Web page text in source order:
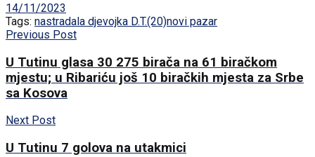
14/11/2023
Tags: nastradala djevojka D.T.(20)novi pazar
Previous Post
U Tutinu glasa 30 275 birača na 61 biračkom
mjestu; u Ribariću još 10 biračkih mjesta za Srbe
sa Kosova
Next Post
U Tutinu 7 golova na utakmici